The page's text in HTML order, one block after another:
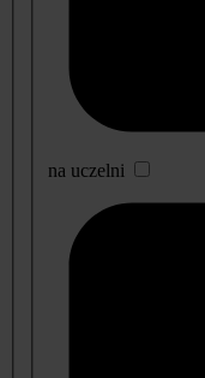
na uczelni